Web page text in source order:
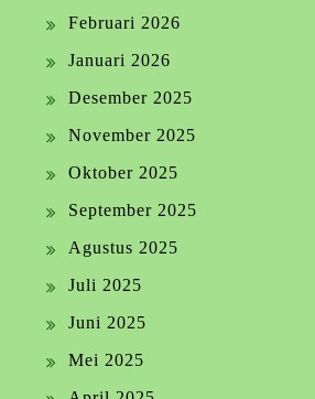
Februari 2026
Januari 2026
Desember 2025
November 2025
Oktober 2025
September 2025
Agustus 2025
Juli 2025
Juni 2025
Mei 2025